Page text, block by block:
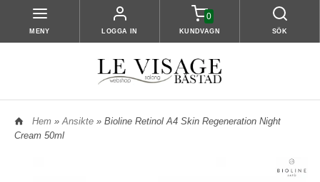
MENY LOGGA IN
0
KUNDVAGN SÖK
Hem » Ansikte » Bioline Retinol A4 Skin Regeneration Night
Cream 50ml